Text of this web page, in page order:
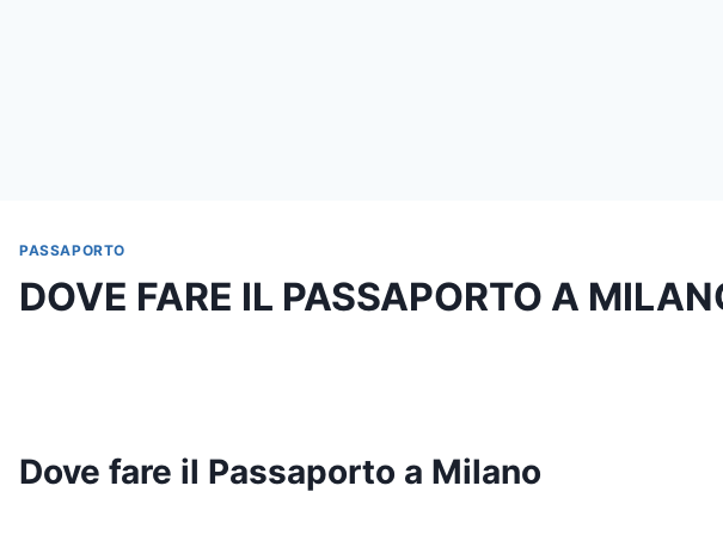
PASSAPORTO
DOVE FARE IL PASSAPORTO A
Dove fare il Passaporto a Milano